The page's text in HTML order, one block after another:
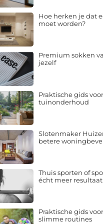
Hoe herken je dat
moet worden?
Premium sokken
jezelf
Praktische gids
tuinonderhoud
Slotenmaker
betere
Thuis sporten of
écht meer resultaat
Praktische gids
slimme routines